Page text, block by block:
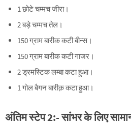
1 छोटे चम्मच जीरा।
2 बड़े चम्मच तेल।
150 ग्राम बारीक कटी बीन्स।
150 ग्राम बारीक कटी गाजर।
2 ड्रमस्टिक लम्बा कटा हुआ।
1 गोल बैगन बारीक़ कटा हुआ।
अंतिम स्टेप2:-सांभर के लिए